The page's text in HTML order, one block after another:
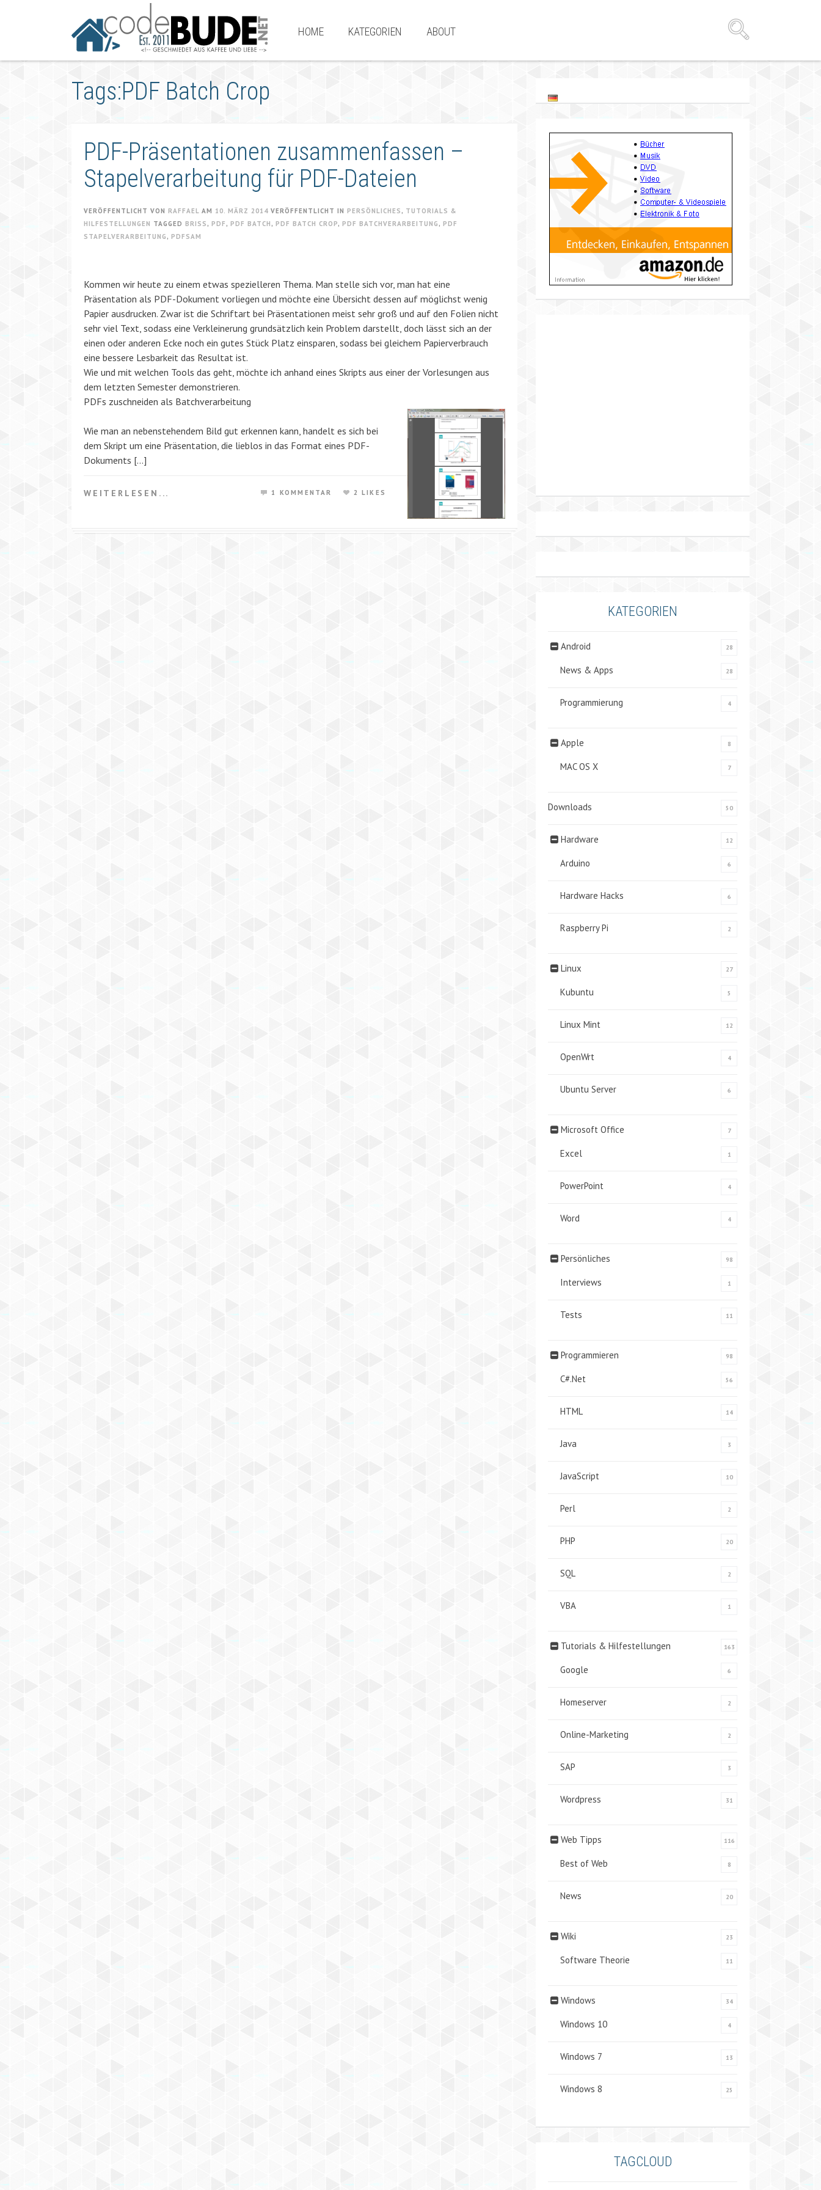
HOME KATEGORIEN ABOUT
Tags:PDF Batch Crop
PDF-Präsentationen zusammenfassen –
Stapelverarbeitung für PDF-Dateien
VERÖFFENTLICHT VON RAFFAEL AM 10. MÄRZ 2014 VERÖFFENTLICHT IN PERSÖNLICHES , TUTORIALS &
HILFESTELLUNGEN TAGGED BRISS , PDF , PDF BATCH , PDF BATCH CROP, PDF BATCHVERARBEITUNG , PDF
STAPELVERARBEITUNG , PDFSAM
Kommen wir heute zu einem etwas spezielleren Thema. Man stelle sich vor, man hat eine
Präsentation als PDF-Dokument vorliegen und möchte eine Übersicht dessen auf möglichst wenig
Papier ausdrucken. Zwar ist die Schriftart bei Präsentationen meist sehr groß und auf den Folien nicht
sehr viel Text, sodass eine Verkleinerung grundsätzlich kein Problem darstellt, doch lässt sich an der
einen oder anderen Ecke noch ein gutes Stück Platz einsparen, sodass bei gleichem Papierverbrauch
eine bessere Lesbarkeit das Resultat ist.
Wie und mit welchen Tools das geht, möchte ich anhand eines Skripts aus einer der Vorlesungen aus
dem letzten Semester demonstrieren.
PDFs zuschneiden als Batchverarbeitung
Wie man an nebenstehendem Bild gut erkennen kann, handelt es sich bei
dem Skript um eine Präsentation, die lieblos in das Format eines PDF-
Dokuments […]
WEITERLESEN... 1 KOMMENTAR 2 LIKES
KATEGORIEN
Android 28
News & Apps 28
Programmierung 4
Apple 8
MAC OS X 7
Downloads 50
Hardware 12
Arduino 6
Hardware Hacks 6
Raspberry Pi 2
Linux 27
Kubuntu 5
Linux Mint 12
OpenWrt 4
Ubuntu Server 6
Microsoft Office 7
Excel 1
PowerPoint 4
Word 4
Persönliches 98
Interviews 1
Tests 11
Programmieren 98
C#.Net 56
HTML 14
Java 3
JavaScript 10
Perl 2
PHP 20
SQL 2
VBA 1
Tutorials & Hilfestellungen 163
Google 6
Homeserver 2
Online-Marketing 2
SAP 3
Wordpress 31
Web Tipps 116
Best of Web 8
News 20
Wiki 23
Software Theorie 11
Windows 34
Windows 10 4
Windows 7 13
Windows 8 25
TAGCLOUD